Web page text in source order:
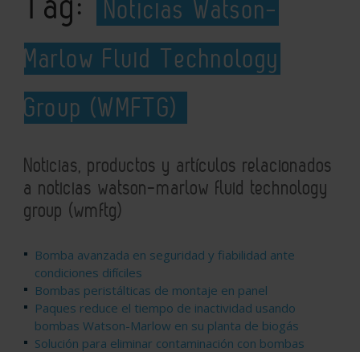
Noticias Watson-
Marlow Fluid Technology
Group (WMFTG)
Noticias, productos y artículos relacionados
a noticias watson-marlow fluid technology
group (wmftg)
Bomba avanzada en seguridad y fiabilidad ante
condiciones difíciles
Bombas peristálticas de montaje en panel
Paques reduce el tiempo de inactividad usando
bombas Watson-Marlow en su planta de biogás
Solución para eliminar contaminación con bombas